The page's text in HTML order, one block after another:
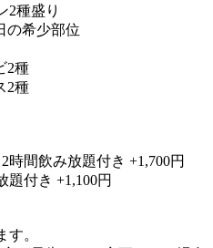
2種盛り
の希少部位
2種
2種
間飲み放題付き +1,700円
付き +1,100円
。